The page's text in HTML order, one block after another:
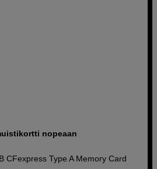
nopeaan
CFexpress Type A Memory Card